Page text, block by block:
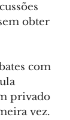
obter
com
privado
vez.